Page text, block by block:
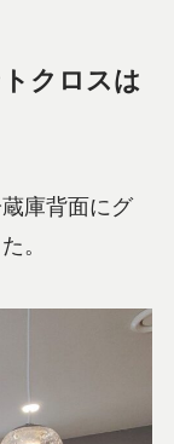
クロスは
庫背面にグ
。